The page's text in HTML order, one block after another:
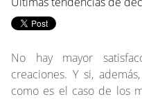
No hay mayor
creaciones. Y si,
como es el caso de los